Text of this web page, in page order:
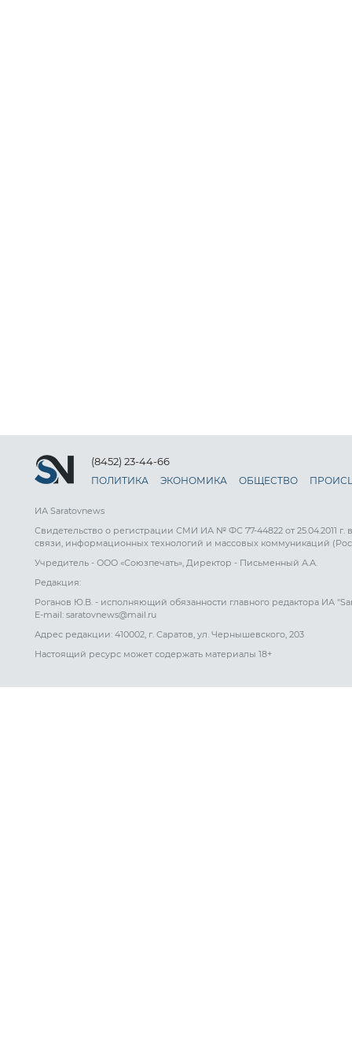
(8452) 23-44-66
ПОЛИТИКА ЭКОНОМИКА ОБЩЕСТВО
ИА Saratovnews
Свидетельство о регистрации СМИ ИА № ФС 77-44822 от 25.04.2011
связи, информационных технологий и массовых коммуникаций
Учредитель - ООО «Союзпечать», Директор - Письменный А.А.
Редакция:
Роганов Ю.В. - исполняющий обязанности главного редактора ИА
E-mail: saratovnews@mail.ru
Адрес редакции: 410002, г. Саратов, ул. Чернышевского, 203
Настоящий ресурс может содержать материалы 18+